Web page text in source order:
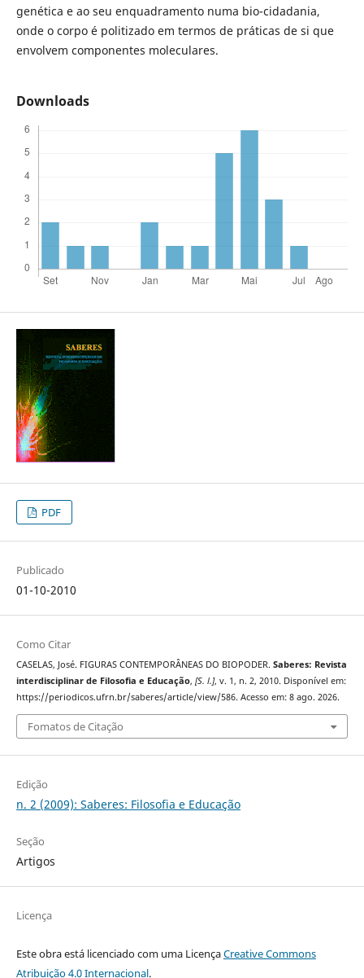
genética e ao seu enquadramento numa bio-cidadania,
onde o corpo é politizado em termos de práticas de si que
envolvem componentes moleculares.
Downloads
PDF
Publicado
01-10-2010
Como Citar
CASELAS, José. FIGURAS CONTEMPORÂNEAS DO BIOPODER. Saberes: Revista
interdisciplinar de Filosofia e Educação, [S. l.], v. 1, n. 2, 2010. Disponível em:
https://periodicos.ufrn.br/saberes/article/view/586. Acesso em: 8 ago. 2026.
Fomatos de Citação
Edição
n. 2 (2009): Saberes: Filosofia e Educação
Seção
Artigos
Licença
Este obra está licenciado com uma LicençaCreative Commons
Atribuição 4.0 Internacional.